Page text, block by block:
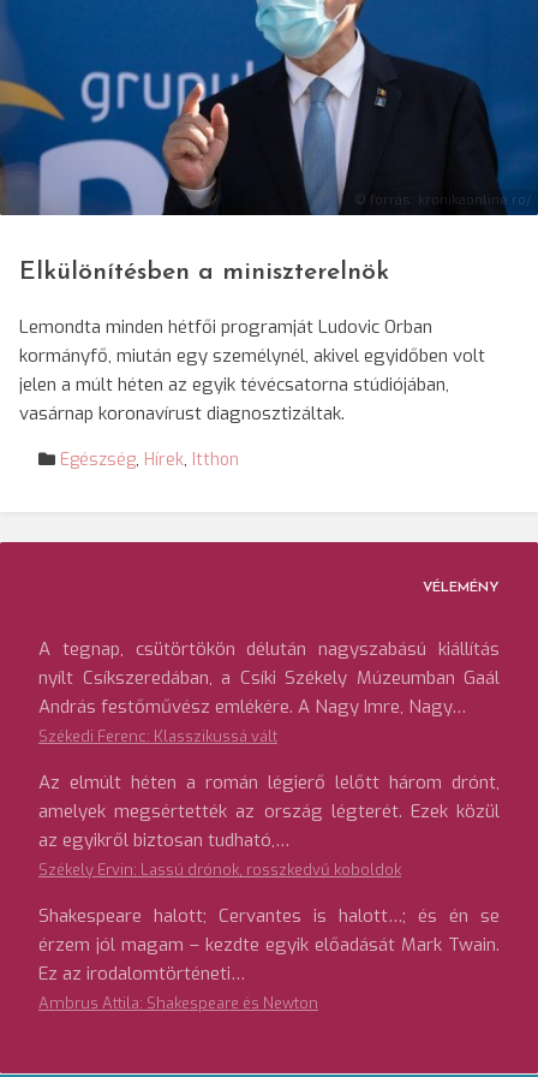
© forrás: kronikaonline.ro/
Elkülönítésben a miniszterelnök
Lemondta minden hétfői programját Ludovic Orban
kormányfő, miután egy személynél, akivel egyidőben volt
jelen a múlt héten az egyik tévécsatorna stúdiójában,
vasárnap koronavírust diagnosztizáltak.
Egészség, Hírek, Itthon
VÉLEMÉNY
A tegnap, csütörtökön délután nagyszabású kiállítás
nyílt Csíkszeredában, a Csíki Székely Múzeumban Gaál
András festőművész emlékére. A Nagy Imre, Nagy…
Székedi Ferenc: Klasszikussá vált
Az elmúlt héten a román légierő lelőtt három drónt,
amelyek megsértették az ország légterét. Ezek közül
az egyikről biztosan tudható,…
Székely Ervin: Lassú drónok, rosszkedvű koboldok
Shakespeare halott; Cervantes is halott…; és én se
érzem jól magam – kezdte egyik előadását Mark Twain.
Ez az irodalomtörténeti…
Ambrus Attila: Shakespeare és Newton